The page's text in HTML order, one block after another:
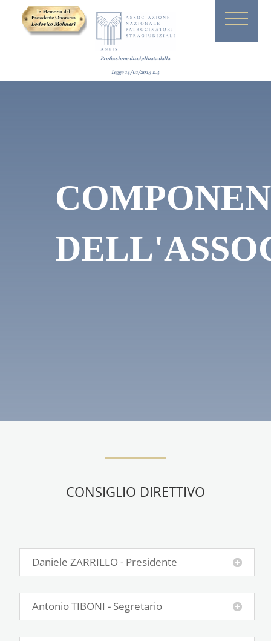
Professione disciplinata dalla
Legge14/01/2013n.4
CONSIGLIO DIRETTIVO
Daniele ZARRILLO - Presidente
Antonio TIBONI - Segretario